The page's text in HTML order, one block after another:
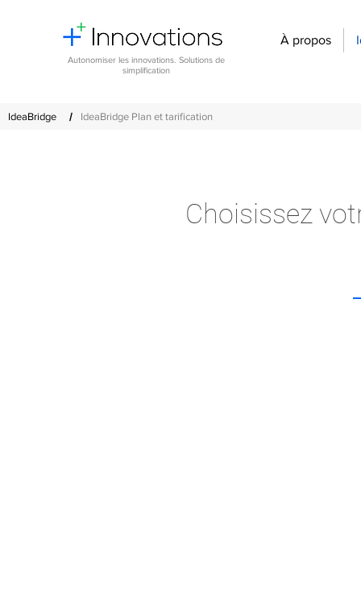
Autonomiser les innovations. Solutions de
simplification
À propos
IdeaBridge / IdeaBridge Plan et tarification
Choisissez